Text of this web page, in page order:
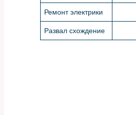
Ремонт электрики
Развал схождение